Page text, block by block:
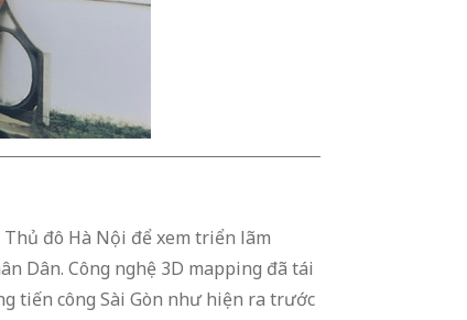
đô Hà Nội để xem triển lãm
Dân. Công nghệ 3D mapping đã tái
tiến công Sài Gòn như hiện ra trước